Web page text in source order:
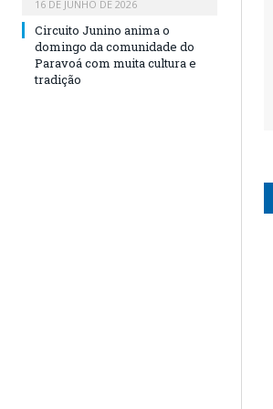
16 DE JUNHO DE 2026
Circuito Junino anima o
domingo da comunidade do
Paravoá com muita cultura e
tradição